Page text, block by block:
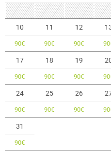
Blau und der dort schon
mit seinem schwäbische Charme
lernen.
10
90€
11
90€
12
90€ 90
17
90€
18
90€
19
90€ 90
24
90€
25
90€
26
90€ 90
31
90€